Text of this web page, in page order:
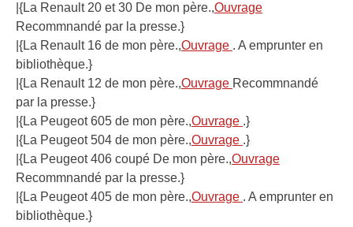
|{La Renault 20 et 30 De mon père.,Ouvrage
Recommnandé par la presse.}
|{La Renault 16 de mon père.,Ouvrage . A emprunter en
bibliothèque.}
|{La Renault 12 de mon père.,Ouvrage Recommnandé
par la presse.}
|{La Peugeot 605 de mon père.,Ouvrage .}
|{La Peugeot 504 de mon père.,Ouvrage .}
|{La Peugeot 406 coupé De mon père.,Ouvrage
Recommnandé par la presse.}
|{La Peugeot 405 de mon père.,Ouvrage . A emprunter en
bibliothèque.}